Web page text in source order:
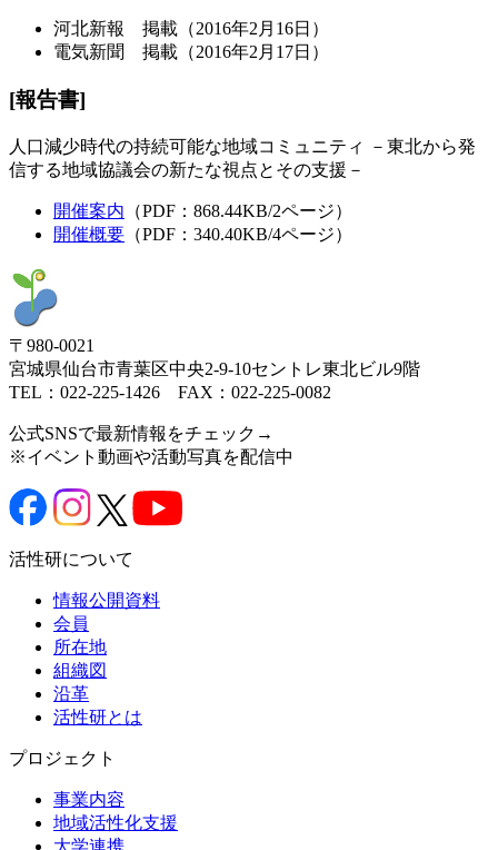
河北新報 掲載（2016年2月16日）
電気新聞 掲載（2016年2月17日）
[報告書]
人口減少時代の持続可能な地域コミュニティ －東北から発
信する地域協議会の新たな視点とその支援－
開催案内 （PDF：868.44KB/2ページ）
開催概要 （PDF：340.40KB/4ページ）
〒980-0021
宮城県仙台市青葉区中央2-9-10セントレ東北ビル9階
TEL：022-225-1426 FAX：022-225-0082
公式SNSで最新情報をチェック→
※イベント動画や活動写真を配信中
活性研について
情報公開資料
会員
所在地
組織図
沿革
活性研とは
プロジェクト
事業内容
地域活性化支援
大学連携